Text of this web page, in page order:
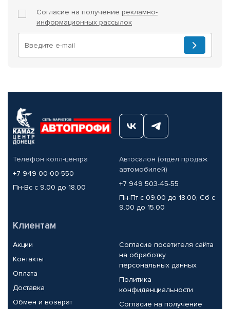
Согласие на получение рекламно-
информационных рассылок
Телефон колл-центра
+7 949 00-00-550
Пн-Вс с 9.00 до 18.00
Автосалон (отдел продаж
автомобилей)
+7 949 503-45-55
Пн-Пт с 09.00 до 18.00, Сб с
9.00 до 15.00
Клиентам
Акции
Контакты
Оплата
Доставка
Обмен и возврат
Согласие посетителя сайта
на обработку
персональных данных
Политика
конфиденциальности
Согласие на получение